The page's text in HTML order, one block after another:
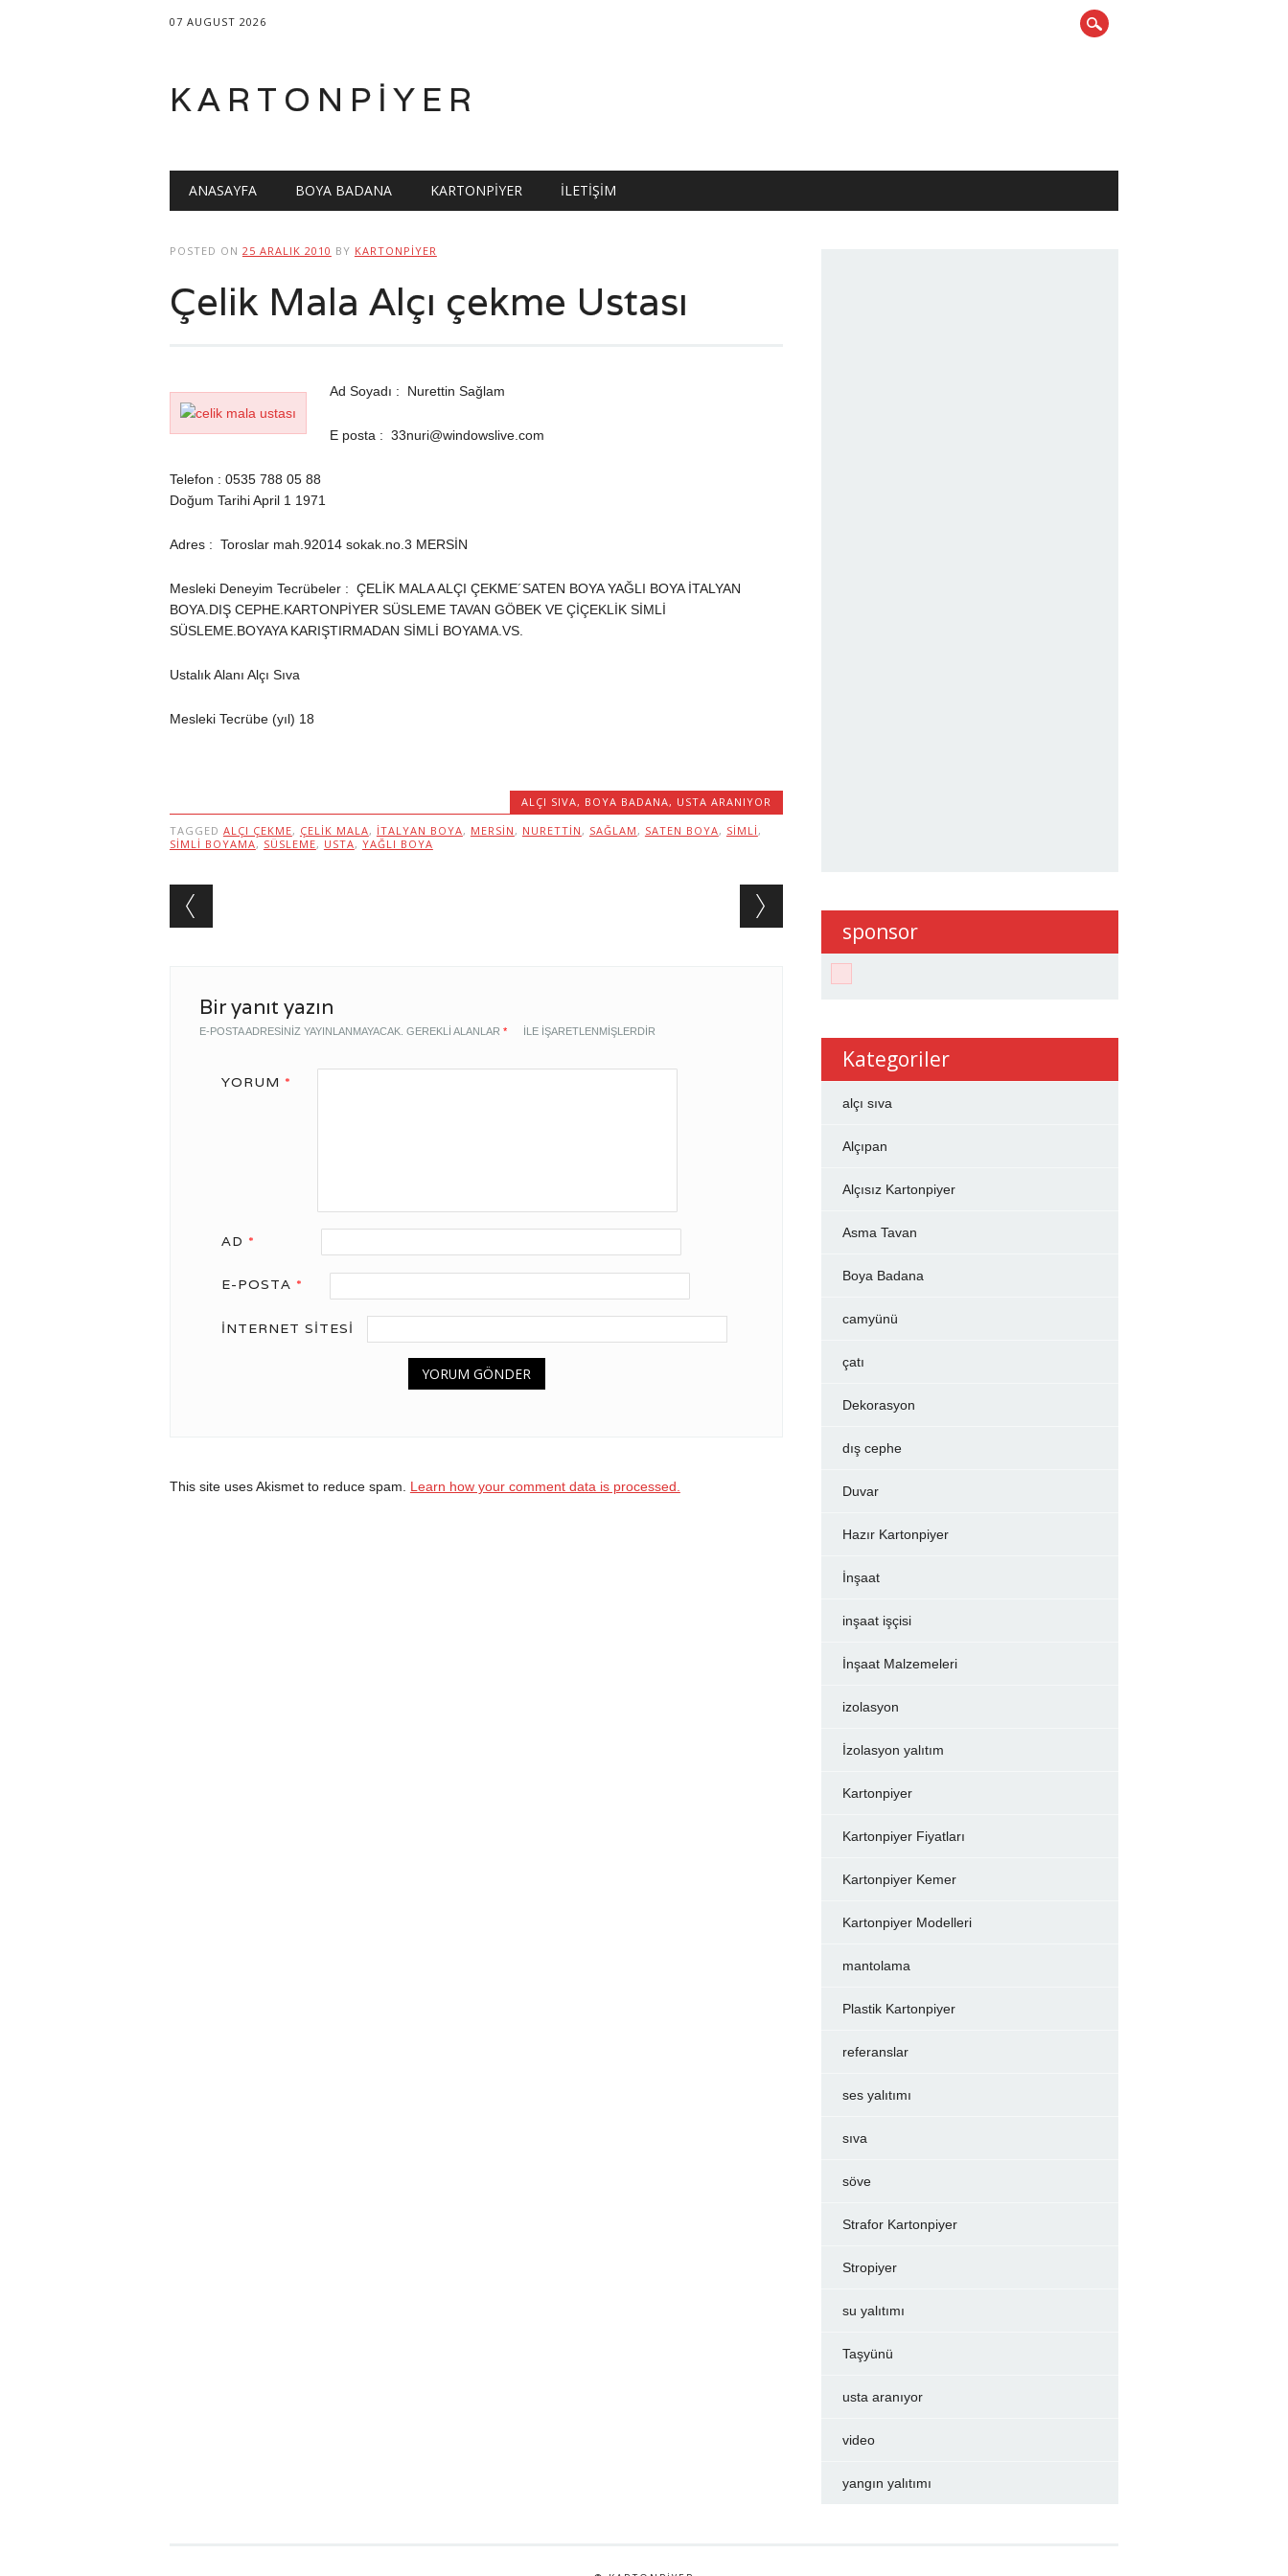
07 AUGUST 2026
KARTONPIYER
Main menu
ANASAYFA BOYA BADANA KARTONPIYER İLETIŞIM
POSTED ON 25 ARALIK 2010 BY KARTONPIYER
Çelik Mala Alçı çekme Ustası
Ad Soyadı : Nurettin Sağlam
E posta : 33nuri@windowslive.com
Telefon : 0535 788 05 88
Doğum Tarihi April 1 1971
Adres : Toroslar mah.92014 sokak.no.3 MERSİN
Mesleki Deneyim Tecrübeler : ÇELİK MALA ALÇI ÇEKME´SATEN BOYA YAĞLI BOYA İTALYAN
BOYA.DIŞ CEPHE.KARTONPİYER SÜSLEME TAVAN GÖBEK VE ÇİÇEKLİK SİMLİ
SÜSLEME.BOYAYA KARIŞTIRMADAN SİMLİ BOYAMA.VS.
Ustalık Alanı Alçı Sıva
Mesleki Tecrübe (yıl) 18
ALÇI SIVA, BOYA BADANA, USTA ARANIYOR
TAGGED ALÇI ÇEKME, ÇELIK MALA, ITALYAN BOYA, MERSIN , NURETTIN , SAĞLAM , SATEN BOYA, SIMLI ,
SIMLI BOYAMA, SÜSLEME, USTA, YAĞLI BOYA
Post navigation
Bir yanıt yazın
E-POSTA ADRESINIZ YAYINLANMAYACAK. GEREKLI ALANLAR * ILE IŞARETLENMIŞLERDIR
YORUM *
AD *
E-POSTA *
İNTERNET SITESI
This site uses Akismet to reduce spam. Learn how your comment data is processed.
sponsor
Kategoriler
alçı sıva
Alçıpan
Alçısız Kartonpiyer
Asma Tavan
Boya Badana
camyünü
çatı
Dekorasyon
dış cephe
Duvar
Hazır Kartonpiyer
İnşaat
inşaat işçisi
İnşaat Malzemeleri
izolasyon
İzolasyon yalıtım
Kartonpiyer
Kartonpiyer Fiyatları
Kartonpiyer Kemer
Kartonpiyer Modelleri
mantolama
Plastik Kartonpiyer
referanslar
ses yalıtımı
sıva
söve
Strafor Kartonpiyer
Stropiyer
su yalıtımı
Taşyünü
usta aranıyor
video
yangın yalıtımı